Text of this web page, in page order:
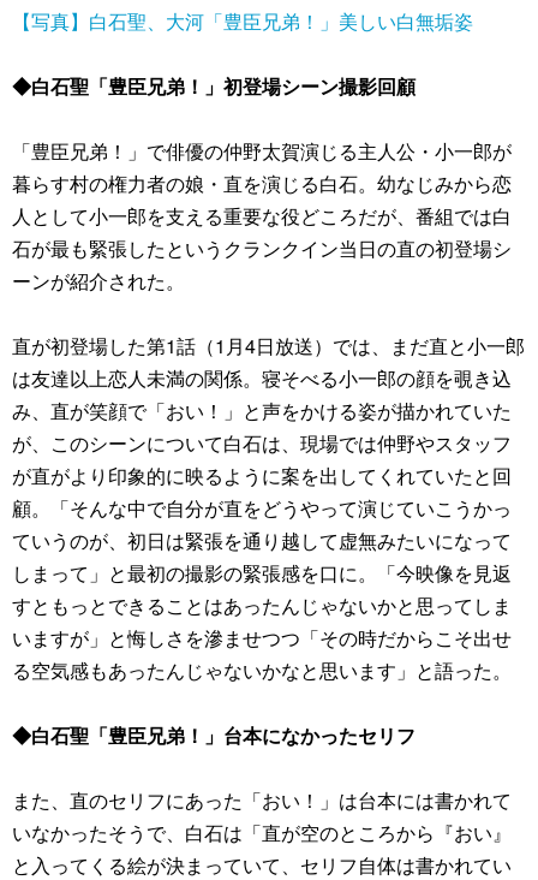
【写真】白石聖、大河「豊臣兄弟！」美しい白無垢姿
◆白石聖「豊臣兄弟！」初登場シーン撮影回顧
「豊臣兄弟！」で俳優の仲野太賀演じる主人公・小一郎が
暮らす村の権力者の娘・直を演じる白石。幼なじみから恋
人として小一郎を支える重要な役どころだが、番組では白
石が最も緊張したというクランクイン当日の直の初登場シ
ーンが紹介された。
直が初登場した第1話（1月4日放送）では、まだ直と小一郎
は友達以上恋人未満の関係。寝そべる小一郎の顔を覗き込
み、直が笑顔で「おい！」と声をかける姿が描かれていた
が、このシーンについて白石は、現場では仲野やスタッフ
が直がより印象的に映るように案を出してくれていたと回
顧。「そんな中で自分が直をどうやって演じていこうかっ
ていうのが、初日は緊張を通り越して虚無みたいになって
しまって」と最初の撮影の緊張感を口に。「今映像を見返
すともっとできることはあったんじゃないかと思ってしま
いますが」と悔しさを滲ませつつ「その時だからこそ出せ
る空気感もあったんじゃないかなと思います」と語った。
◆白石聖「豊臣兄弟！」台本になかったセリフ
また、直のセリフにあった「おい！」は台本には書かれて
いなかったそうで、白石は「直が空のところから『おい』
と入ってくる絵が決まっていて、セリフ自体は書かれてい